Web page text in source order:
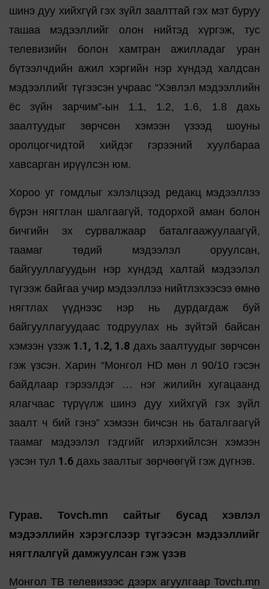
шинэ дуу хийхгүй гэх зүйл заалттай гэх мэт буруу
ташаа мэдээллийг олон нийтэд хүргэж, тус
телевизийн болон хамтран ажилладаг уран
бүтээлчдийн ажил хэргийн нэр хүндэд халдсан
мэдээллийг түгээсэн учраас “Хэвлэл мэдээллийн
ёс зүйн зарчим”-ын 1.1, 1.2, 1.6, 1.8 дахь
заалтуудыг зөрчсөн хэмээн үзээд шоуны
оролцогчидтой хийдэг гэрээний хуулбараа
хавсарган ирүүлсэн юм.
Хороо уг гомдлыг хэлэлцээд редакц мэдээллээ
бүрэн нягтлан шалгаагүй, тодорхой аман болон
бичгийн эх сурвалжаар баталгаажуулаагүй,
таамаг төдий мэдээлэл оруулсан,
байгууллагуудын нэр хүндэд халтай мэдээлэл
түгээж байгаа учир мэдээллээ нийтлэхээсээ өмнө
нягтлах үүднээс нэр нь дурдагдаж буй
байгууллагуудаас тодруулах нь зүйтэй байсан
хэмээн үзэж 1.1, 1.2, 1.8 дахь заалтуудыг зөрчсөн
гэж үзсэн. Харин “Монгол HD мөн л 90/10 гэсэн
байдлаар гэрээлдэг … нэг жилийн хугацаанд
ялагчаас түрүүлж шинэ дуу хийхгүй гэх зүйл
заалт ч бий гэнэ” хэмээн бичсэн нь баталгаагүй
таамаг мэдээлэл гэдгийг илэрхийлсэн хэмээн
үзсэн тул 1.6 дахь заалтыг зөрчөөгүй гэж дүгнэв.
Гурав. Tovch.mn сайтыг бусад хэвлэл
мэдээллийн хэрэгслээр түгээсэн мэдээллийг
нягтлалгүй дамжуулсан гэж үзэв
Монгол ТВ телевизээс дээрх агуулгаар Tovch.mn